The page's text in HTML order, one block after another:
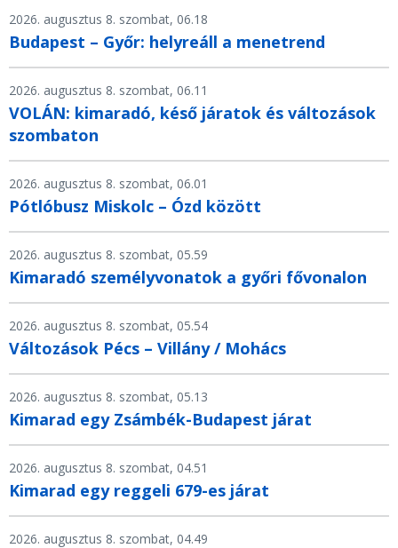
2026. augusztus 8. szombat, 06.18
Budapest – Győr: helyreáll a menetrend
2026. augusztus 8. szombat, 06.11
VOLÁN: kimaradó, késő járatok és változások
szombaton
2026. augusztus 8. szombat, 06.01
Pótlóbusz Miskolc – Ózd között
2026. augusztus 8. szombat, 05.59
Kimaradó személyvonatok a győri fővonalon
2026. augusztus 8. szombat, 05.54
Változások Pécs – Villány / Mohács
2026. augusztus 8. szombat, 05.13
Kimarad egy Zsámbék-Budapest járat
2026. augusztus 8. szombat, 04.51
Kimarad egy reggeli 679-es járat
2026. augusztus 8. szombat, 04.49